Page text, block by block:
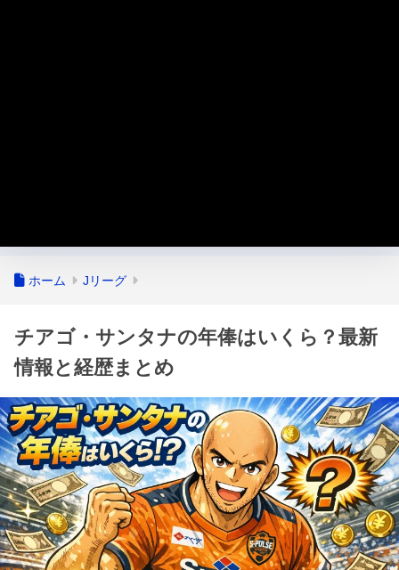
ホーム Jリーグ
チアゴ・サンタナの年俸はいくら？最新
情報と経歴まとめ